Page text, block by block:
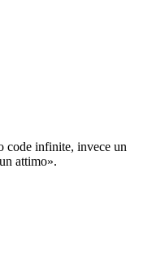
code infinite, invece un
attimo».